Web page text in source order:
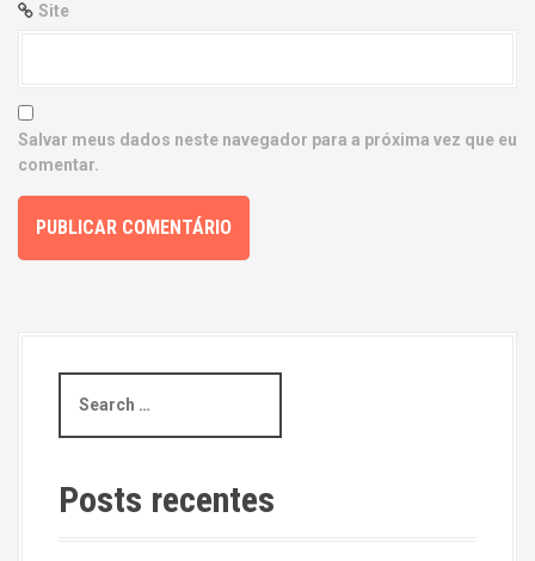
Site
Salvar meus dados neste navegador para a próxima vez que eu
comentar.
a
c
h
Posts recentes